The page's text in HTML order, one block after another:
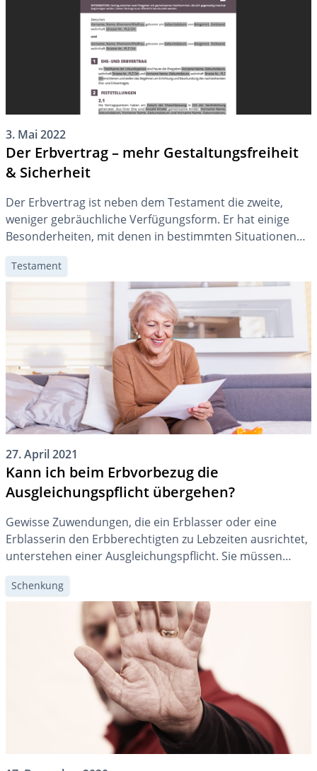
3. Mai 2022
Der Erbvertrag – mehr Gestaltungsfreiheit
& Sicherheit
Der Erbvertrag ist neben dem Testament die zweite,
weniger gebräuchliche Verfügungsform. Er hat einige
Besonderheiten, mit denen in bestimmten Situationen
mehr Gestaltungsfreiheit, aber auch mehr
(Rechts-)Sicherheit für die Vertragsparteien geschaffen
Testament
27. April 2021
Kann ich beim Erbvorbezug die
Ausgleichungspflicht übergehen?
Gewisse Zuwendungen, die ein Erblasser oder eine
Erblasserin den Erbberechtigten zu Lebzeiten ausrichtet,
unterstehen einer Ausgleichungspflicht. Sie müssen
bezogene Leistungen im Erbgang zurückgeben oder auf
ihren Erbanteil anrechnen lassen. Was Sie unternehmen
können, um Ausgleichungspflichten abzumildern oder zu
vermeiden, zeigen wir Ihnen im folgenden Beitrag auf.
Schenkung